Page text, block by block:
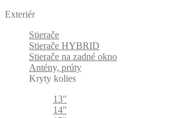
Exteriér
Stierače
Stierače HYBRID
Stierače na zadné okno
Antény, prúty
Kryty kolies
13"
14"